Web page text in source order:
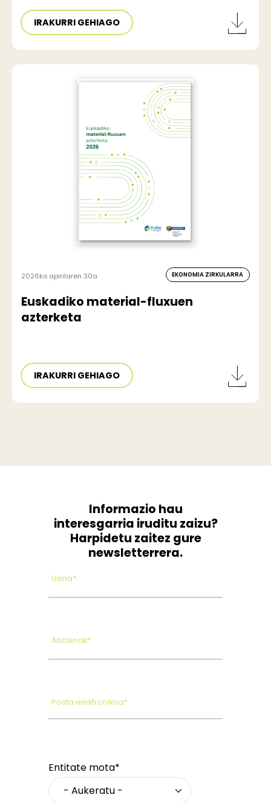
IRAKURRI GEHIAGO
2026ko apirilaren 30a EKONOMIA ZIRKULARRA
Euskadiko material-fluxuen
azterketa
IRAKURRI GEHIAGO
Informazio hau
interesgarria iruditu zaizu?
Harpidetu zaitez gure
newsletterrera.
Izena*
Abizenak*
Posta elektronikoa*
Entitate mota*